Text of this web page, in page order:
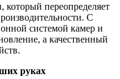
который переопределяет
С
системой камер и
а качественный
руках